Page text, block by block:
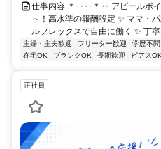
仕事内容 ＊‥‥＊‥ アピールポ
～！高水準の報酬設定 ✨ ママ・
ルフレックスで自由に働く ✨ 丁
主婦・主夫歓迎 フリーター歓迎 学歴不問
在宅OK
ブランクOK 長期歓迎 ピアスOK
正社員